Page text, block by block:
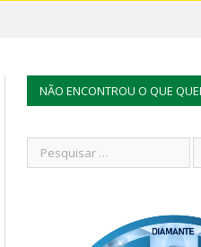
NÃO ENCONTROU O QUE